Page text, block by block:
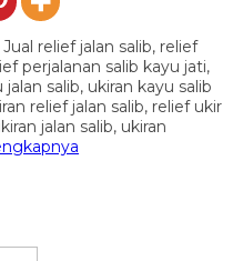
relief jalan salib, relief
perjalanan salib kayu jati,
salib, ukiran kayu salib
relief jalan salib, relief ukir
jalan salib, ukiran